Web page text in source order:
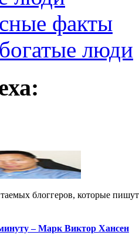
факты
люди
блоггеров, которые
– Марк Виктор Хансен